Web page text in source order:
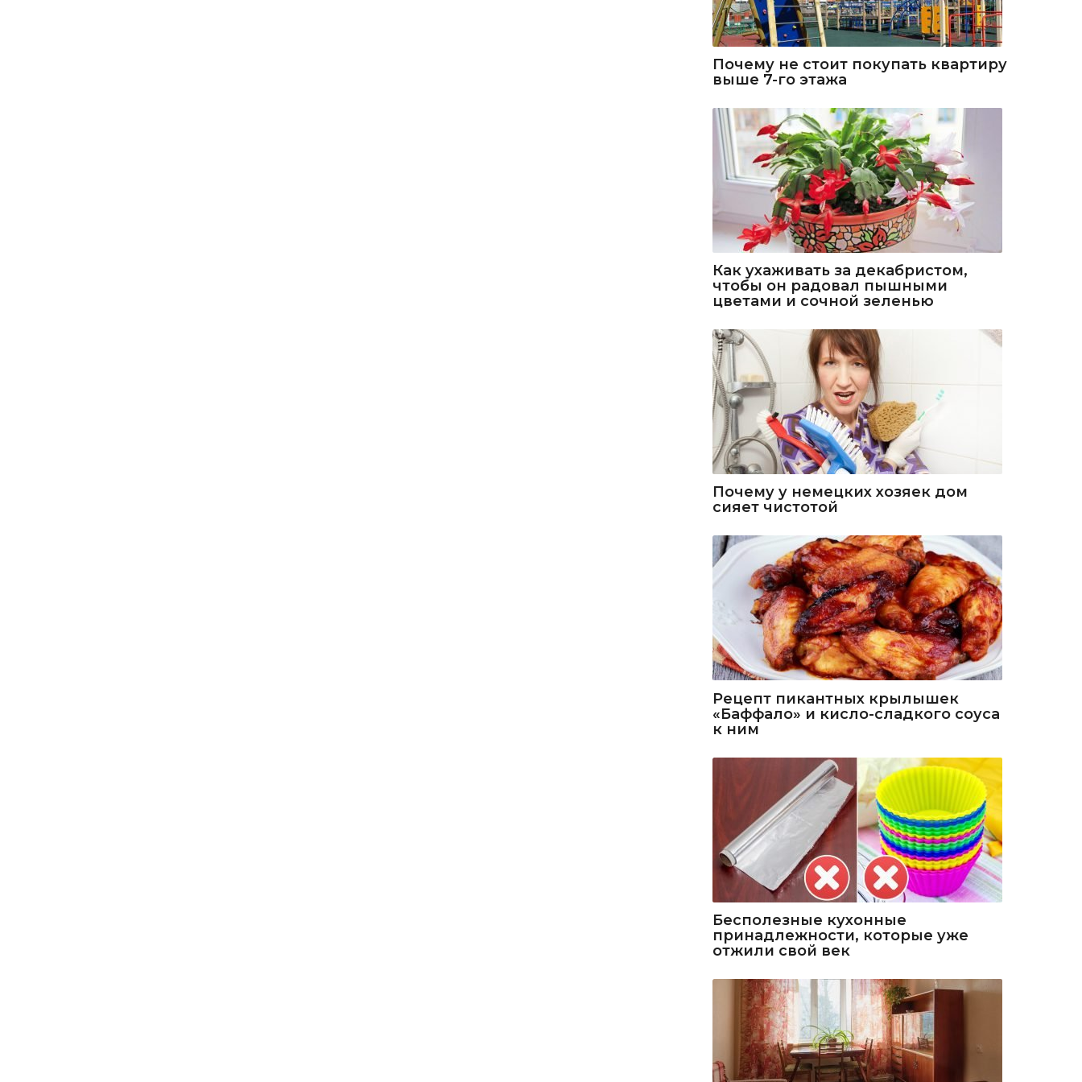
Почему не стоит покупать квартиру
выше 7-го этажа
Как ухаживать за декабристом,
чтобы он радовал пышными
цветами и сочной зеленью
Почему у немецких хозяек дом
сияет чистотой
Рецепт пикантных крылышек
«Баффало» и кисло-сладкого соуса
к ним
Бесполезные кухонные
принадлежности, которые уже
отжили свой век